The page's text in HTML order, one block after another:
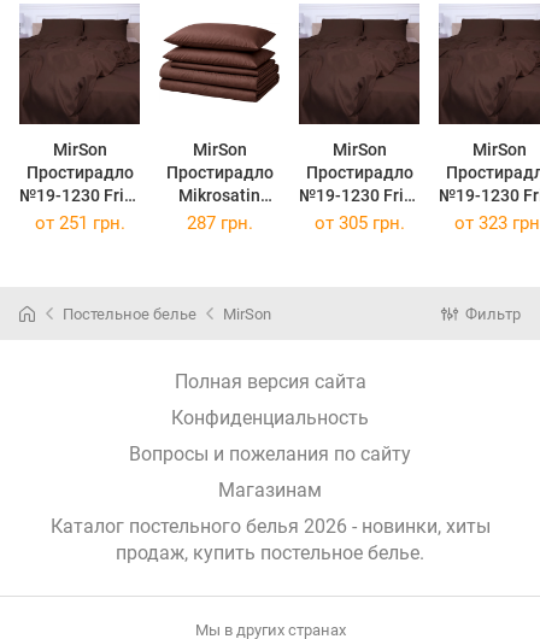
MirSon
Простирадло
№19-1230 Friar
Brown
MirSon
Простирадло
Mikrosatin
Premium №19-
180x220 см
MirSon
Простирадло
№19-1230 Friar
Brown
MirSon
№19-1230
Brown
от 251 грн. 287 грн. от 305 грн. от 323
Постельное белье MirSon Фильтр
Полная версия сайта
Конфиденциальность
Вопросы и пожелания по сайту
Магазинам
Каталог постельного белья 2026 - новинки, хиты
продаж, купить постельное белье.
Мы в других странах